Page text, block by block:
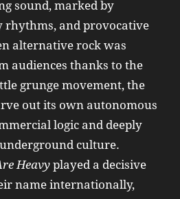
sound, marked by
rhythms, and provocative
alternative rock was
audiences thanks to the
grunge movement, the
out its own autonomous
logic and deeply
culture.
Heavy played a decisive
name internationally,